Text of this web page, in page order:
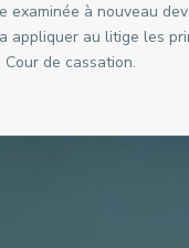
examinée à nouveau
appliquer au litige les
de cassation.